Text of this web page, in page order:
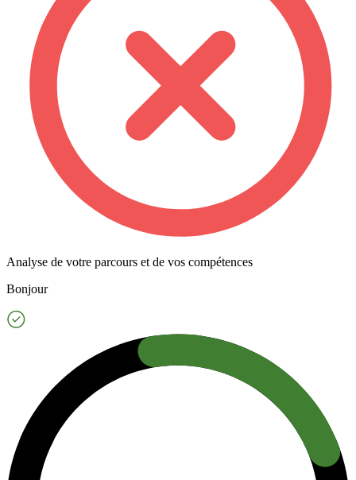
Analyse de votre parcours et de vos compétences
Bonjour